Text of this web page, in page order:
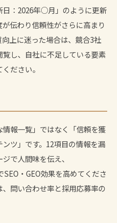
日：2026年○月」のように更新
伝わり信頼性がさらに高まり
上に迷った場合は、競合3社
し、自社に不足している要素
ださい。
報一覧」ではなく「信頼を獲
ツ」です。12項目の情報を漏
で人間味を伝え、
・GEO効果を高めてくださ
問い合わせ率と採用応募率の